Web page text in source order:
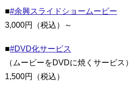
■#余興スライドショームービー
3,000円（税込）～
■#DVD化サービス
（ムービーをDVDに焼くサービス）
1,500円（税込）